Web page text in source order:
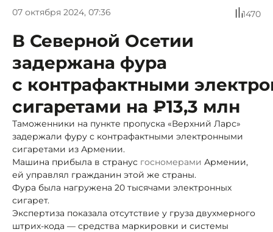
07 октября 2024, 07:36 1470
В Северной Осетии
задержана фура
с контрафактными
сигаретами на ₽13,3 млн
Таможенники на пункте пропуска «Верхний Ларс»
задержали фуру с контрафактными электронными
сигаретами из Армении.
Машина прибыла в странус госномерами Армении,
ей управлял гражданин этой же страны.
Фура была нагружена 20 тысячами электронных
сигарет.
Экспертиза показала отсутствие у груза двухмерного
штрих-кода — средства маркировки и системы